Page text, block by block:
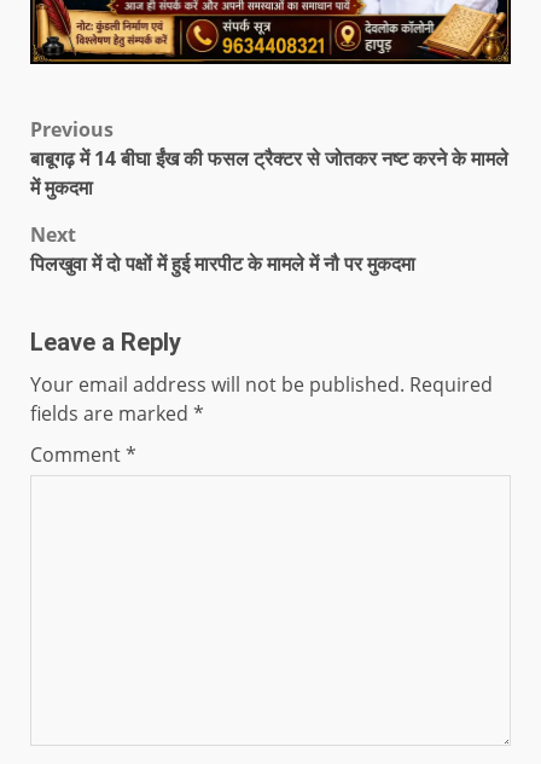
Previous
बाबूगढ़ में 14 बीघा ईंख की फसल ट्रैक्टर से जोतकर नष्ट करने के मामले
में मुकदमा
Next
पिलखुवा में दो पक्षों में हुई मारपीट के मामले में नौ पर मुकदमा
Leave a Reply
Your email address will not be published. Required
fields are marked *
Comment*